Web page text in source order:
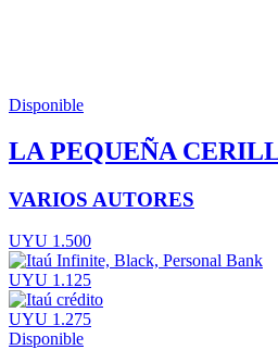
Disponible
LA PEQUEÑA
VARIOS AUTORES
UYU 1.500
UYU 1.125
UYU 1.275
Disponible